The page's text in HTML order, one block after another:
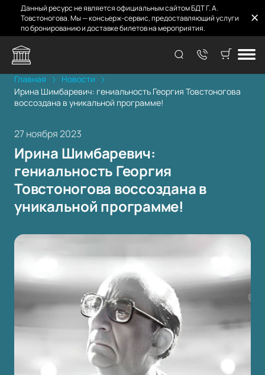
Данный ресурс не является официальным сайтом БДТ Г. А.
Товстоногова. Мы — консьерж-сервис, предоставляющий услуги
по бронированию и доставке билетов на мероприятия.
Главная
Новости
Ирина Шимбаревич: гениальность Георгия Товстоногова
воссоздана в уникальной программе!
27 ноября 2023
Ирина Шимбаревич:
гениальность Георгия
Товстоногова воссоздана в
уникальной программе!